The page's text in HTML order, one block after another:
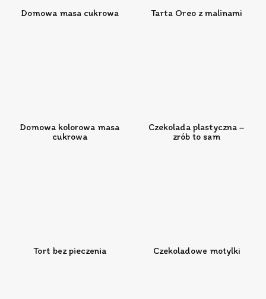
Domowa masa cukrowa Tarta Oreo z malinami
Domowa kolorowa masa
cukrowa
Czekolada plastyczna –
zrób to sam
Tort bez pieczenia Czekoladowe motylki